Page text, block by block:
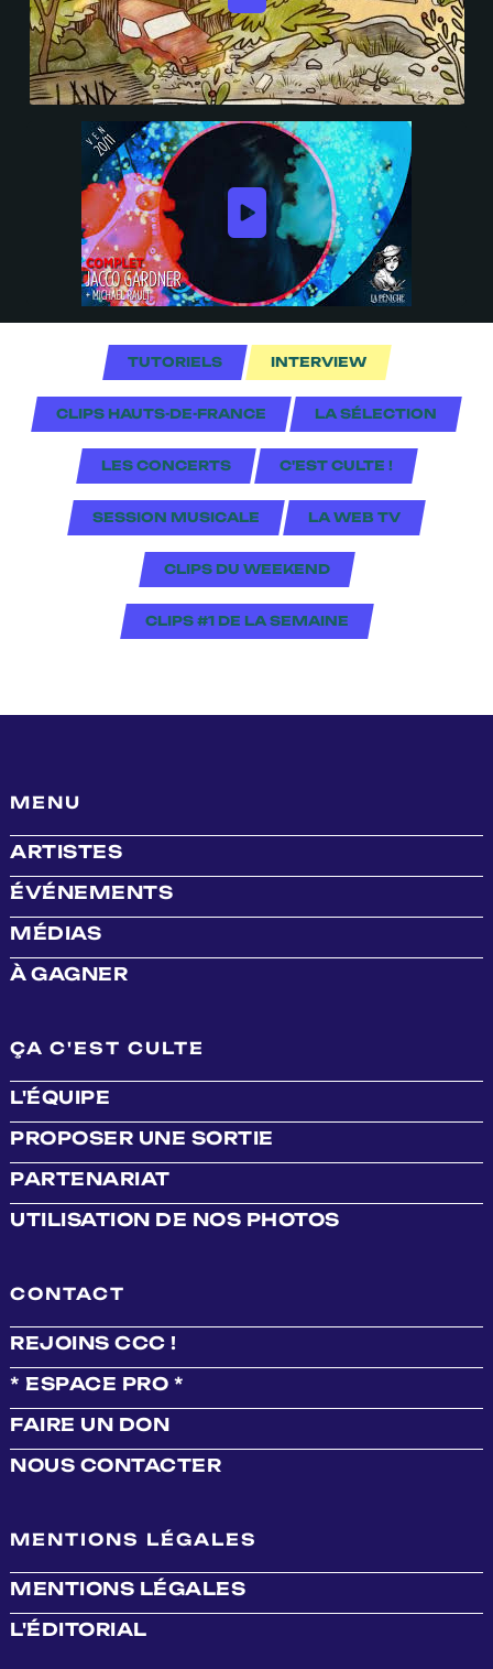
TUTORIELS INTERVIEW
CLIPS HAUTS-DE-FRANCE LA SÉLECTION
LES CONCERTS C'EST CULTE !
SESSION MUSICALE LA WEB TV
CLIPS DU WEEKEND
CLIPS #1 DE LA SEMAINE
MENU
ARTISTES
ÉVÉNEMENTS
MÉDIAS
À GAGNER
ÇA C'EST CULTE
L'ÉQUIPE
PROPOSER UNE SORTIE
PARTENARIAT
UTILISATION DE NOS PHOTOS
CONTACT
REJOINS CCC !
* ESPACE PRO *
FAIRE UN DON
NOUS CONTACTER
MENTIONS LÉGALES
MENTIONS LÉGALES
L'ÉDITORIAL